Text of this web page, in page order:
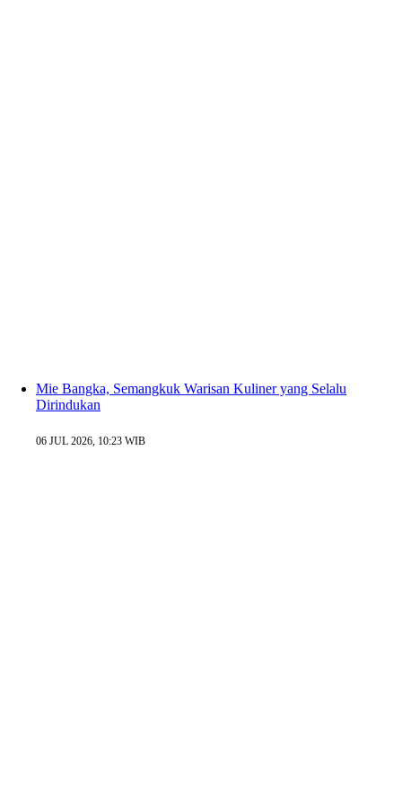
Mie Bangka, Semangkuk Warisan Kuliner yang Selalu
Dirindukan
06 JUL 2026, 10:23 WIB